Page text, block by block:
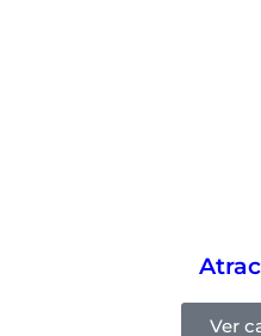
Ver